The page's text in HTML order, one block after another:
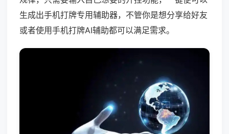
生成出手机打牌专用辅助器，不管你是想分享给好友
或者使用手机打牌AI辅助都可以满足需求。